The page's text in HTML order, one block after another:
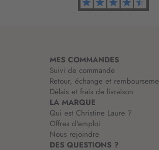
MES COMMANDES
Suivi de commande
Retour, échange et
Délais et frais de livraison
LA MARQUE
Qui est Christine Laure ?
Offres d'emploi
Nous rejoindre
DES QUESTIONS ?